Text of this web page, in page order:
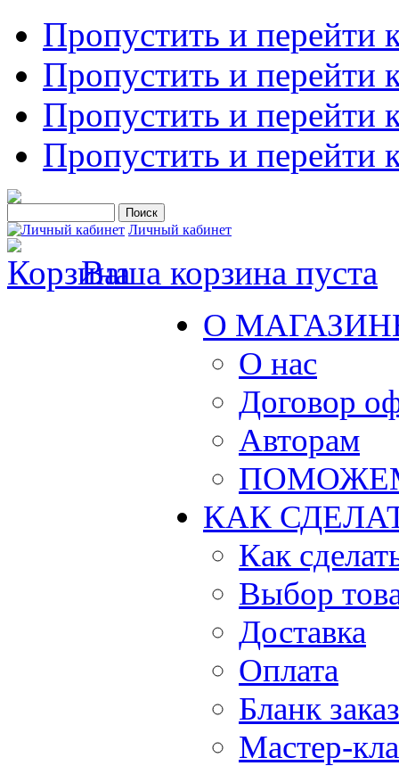
Пропустить и перейти
Пропустить и перейти
Пропустить и перейти
Пропустить и перейти
Личный кабинет
Ваша корзина пуста
О
О нас
Договор
Авторам
КАК
Как
Выбор
Доставка
Оплата
Бланк
Мастер-